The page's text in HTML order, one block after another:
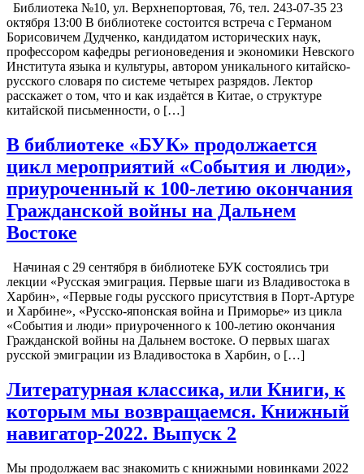
Библиотека №10, ул. Верхнепортовая, 76, тел. 243-07-35 23
октября 13:00 В библиотеке состоится встреча с Германом
Борисовичем Дудченко, кандидатом исторических наук,
профессором кафедры регионоведения и экономики Невского
Института языка и культуры, автором уникального китайско-
русского словаря по системе четырех разрядов. Лектор
расскажет о том, что и как издаётся в Китае, о структуре
китайской письменности, о […]
В библиотеке «БУК» продолжается
цикл мероприятий «События и люди»,
приуроченный к 100-летию окончания
Гражданской войны на Дальнем
Востоке
Начиная с 29 сентября в библиотеке БУК состоялись три
лекции «Русская эмиграция. Первые шаги из Владивостока в
Харбин», «Первые годы русского присутствия в Порт-Артуре
и Харбине», «Русско-японская война и Приморье» из цикла
«События и люди» приуроченного к 100-летию окончания
Гражданской войны на Дальнем востоке. О первых шагах
русской эмиграции из Владивостока в Харбин, о […]
Литературная классика, или Книги, к
которым мы возвращаемся. Книжный
навигатор-2022. Выпуск 2
Мы продолжаем вас знакомить с книжными новинками 2022